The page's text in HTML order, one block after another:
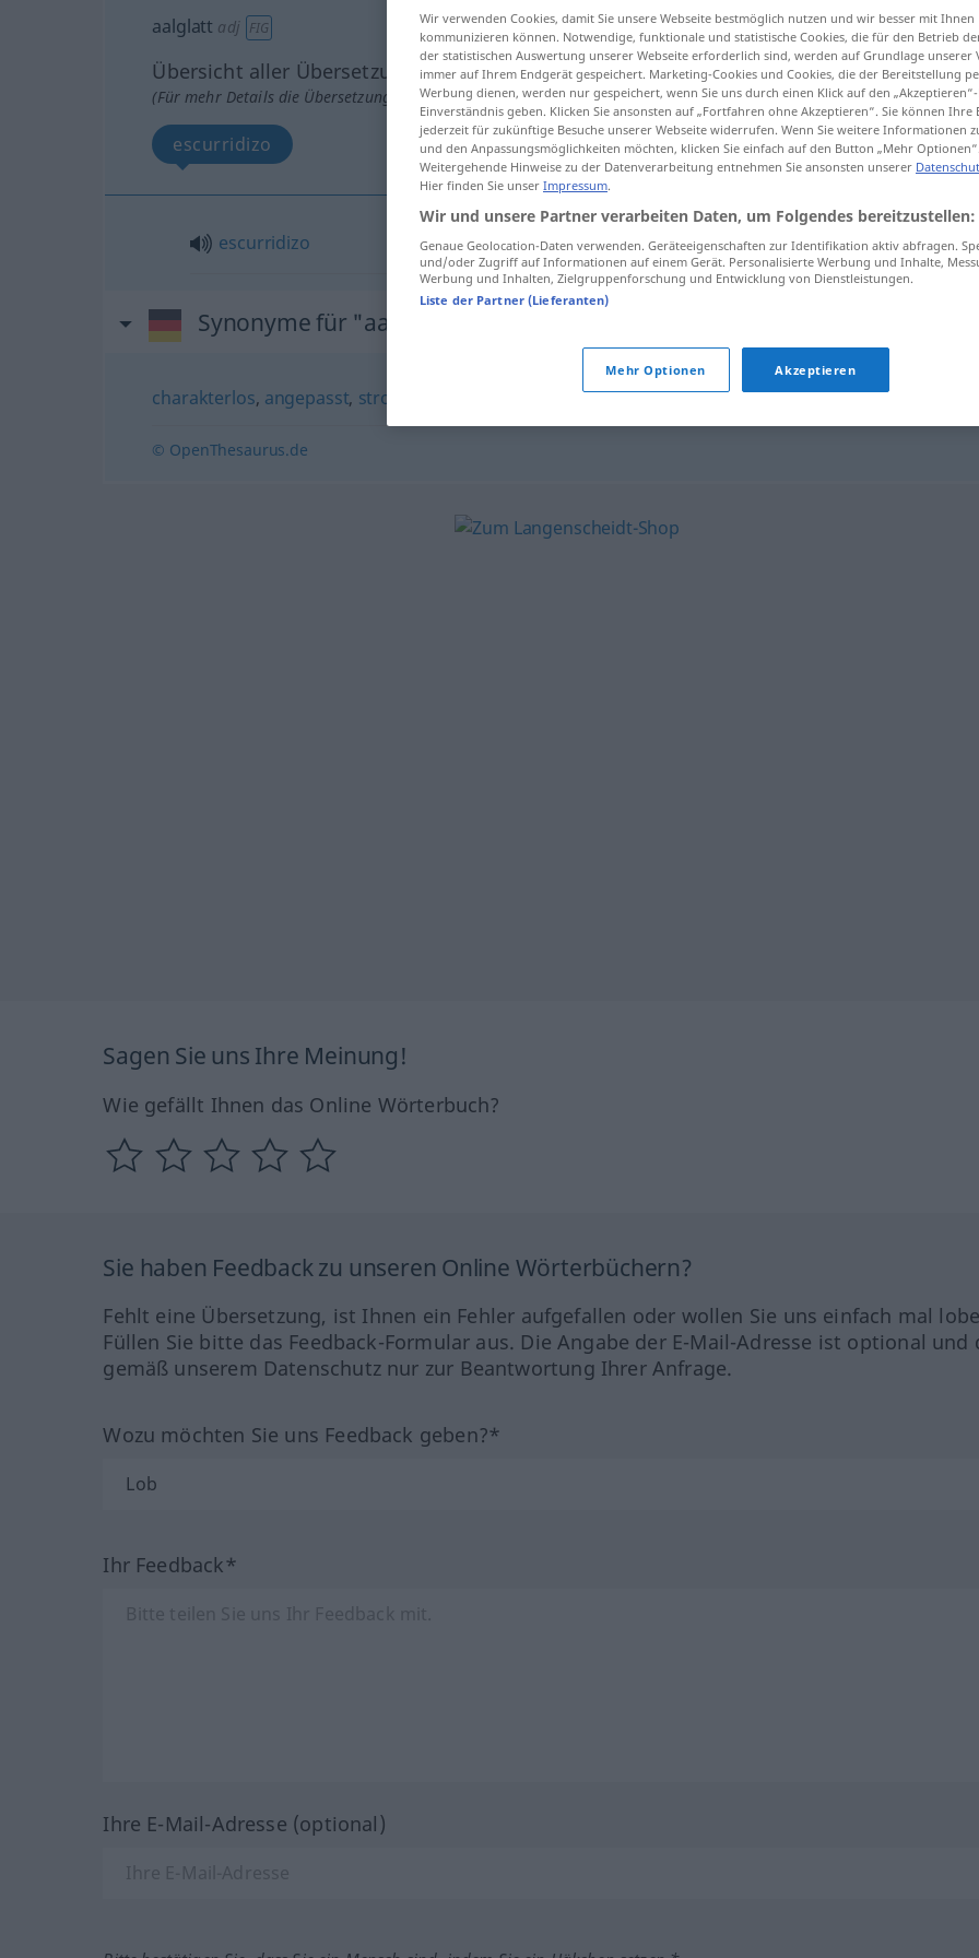
aalglatt adj FIG
Übersicht aller Übersetzungen
(Für mehr Details die Übersetzung anklicken/antippen)
escurridizo
escurridizo aalglatt
Synonyme für "aalglatt"
charakterlos, angepasst, stromlinienförmig (fig.) schleimig (ugs.),unkritisch,opportunistisch
© OpenThesaurus.de
Sagen Sie uns Ihre Meinung!
Wie gefällt Ihnen das Online Wörterbuch?
Sie haben Feedback zu unseren Online Wörterbüchern?
Fehlt eine Übersetzung, ist Ihnen ein Fehler aufgefallen oder wollen Sie uns einfach mal
Füllen Sie bitte das Feedback-Formular aus. Die Angabe der E-Mail-Adresse ist optional und
gemäß unserem Datenschutz nur zur Beantwortung Ihrer Anfrage.
Wozu möchten Sie uns Feedback geben?*
Ihr Feedback*
Ihre E-Mail-Adresse (optional)
Wir verwenden Cookies, damit Sie unsere Webseite bestmöglich nutzen und wir besser mit Ihnen
kommunizieren können. Notwendige, funktionale und statistische Cookies, die für den Betrieb
der statistischen Auswertung unserer Webseite erforderlich sind, werden auf Grundlage unserer
immer auf Ihrem Endgerät gespeichert. Marketing-Cookies und Cookies, die der Bereitstellung
Werbung dienen, werden nur gespeichert, wenn Sie uns durch einen Klick auf den
Einverständnis geben. Klicken Sie ansonsten auf „Fortfahren ohne Akzeptieren“. Sie können Ihre
jederzeit für zukünftige Besuche unserer Webseite widerrufen. Wenn Sie weitere Informationen
und den Anpassungsmöglichkeiten möchten, klicken Sie einfach auf den Button „Mehr Optionen“.
Weitergehende Hinweise zu der Datenverarbeitung entnehmen Sie ansonsten unserer
Hier finden Sie unser Impressum.
Wir und unsere Partner verarbeiten Daten, um Folgendes bereitzustellen:
Genaue Geolocation-Daten verwenden. Geräteeigenschaften zur Identifikation aktiv abfragen.
und/oder Zugriff auf Informationen auf einem Gerät. Personalisierte Werbung und Inhalte,
Werbung und Inhalten, Zielgruppenforschung und Entwicklung von Dienstleistungen.
Liste der Partner (Lieferanten)
Mehr Optionen Akzeptieren